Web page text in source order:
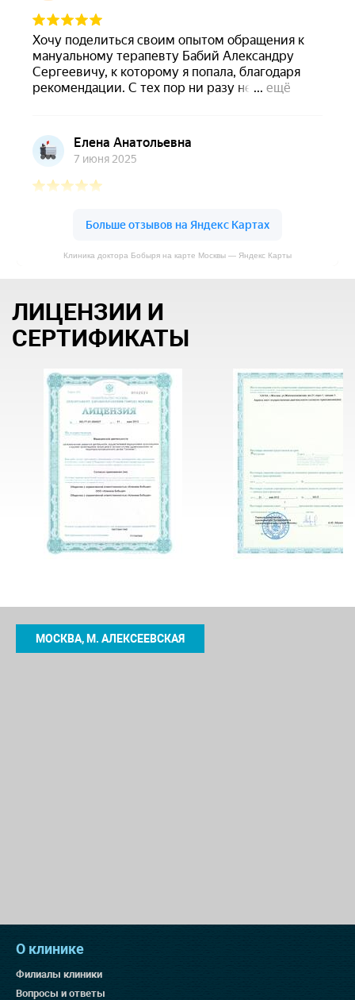
Клиника доктора Бобыря на карте Москвы — Яндекс Карты
ЛИЦЕНЗИИ И
СЕРТИФИКАТЫ
МОСКВА, М. АЛЕКСЕЕВСКАЯ
О клинике
Филиалы клиники
Вопросы и ответы